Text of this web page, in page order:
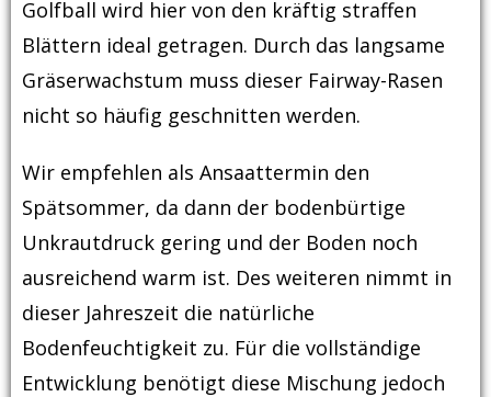
Golfball wird hier von den kräftig straffen
Blättern ideal getragen. Durch das langsame
Gräserwachstum muss dieser Fairway-Rasen
nicht so häufig geschnitten werden.
Wir empfehlen als Ansaattermin den
Spätsommer, da dann der bodenbürtige
Unkrautdruck gering und der Boden noch
ausreichend warm ist. Des weiteren nimmt in
dieser Jahreszeit die natürliche
Bodenfeuchtigkeit zu. Für die vollständige
Entwicklung benötigt diese Mischung jedoch